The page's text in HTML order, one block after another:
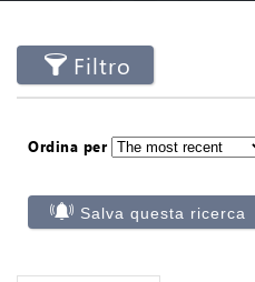
Filtro
Ordina per
Salva questa ricerca